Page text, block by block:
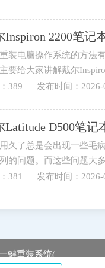
Inspiron 2200笔记
装电脑操作系统的方法
要给大家讲解戴尔
学起来哟。1.打开云骑
389 发布时间：2026-
Latitude D500笔
久了总是会出现一些毛
的问题。而这些问题大
Latitude D500笔记本用...
381 发布时间：2026-
键重装系统(